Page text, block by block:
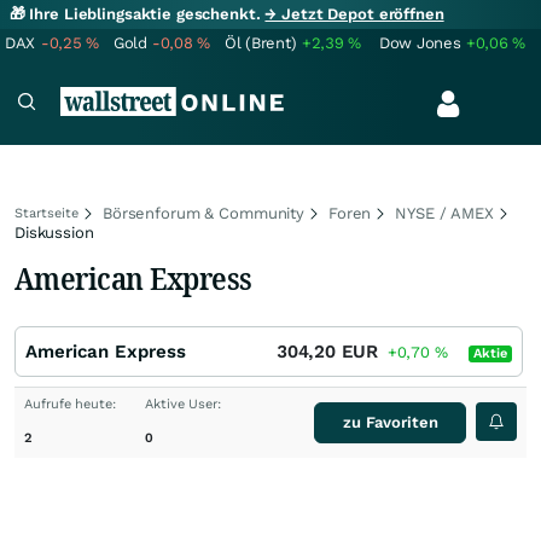
🎁 Ihre Lieblingsaktie geschenkt.→ Jetzt Depot eröffnen
DAX -0,25% Gold -0,08% Öl (Brent) +2,39% Dow Jones +0,06%
Startseite Börsenforum & Community Foren
NYSE / AMEX
Diskussion
American Express
American Express 304,20 EUR +0,70 % Aktie
Aufrufe heute:
2
Aktive User:
0
zu Favoriten